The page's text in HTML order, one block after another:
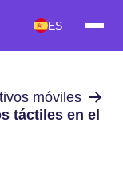
ES
móviles
táctiles en el